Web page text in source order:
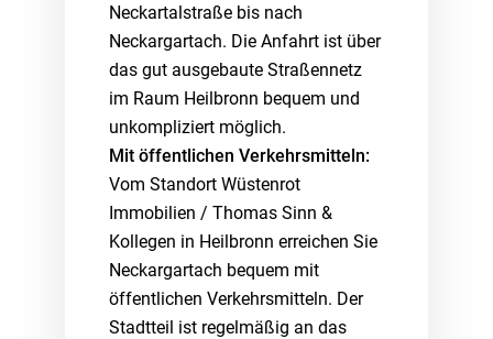
Neckartalstraße bis nach
Neckargartach. Die Anfahrt ist über
das gut ausgebaute Straßennetz
im Raum Heilbronn bequem und
unkompliziert möglich.
Mit öffentlichen Verkehrsmitteln:
Vom Standort Wüstenrot
Immobilien / Thomas Sinn &
Kollegen in Heilbronn erreichen Sie
Neckargartach bequem mit
öffentlichen Verkehrsmitteln. Der
Stadtteil ist regelmäßig an das